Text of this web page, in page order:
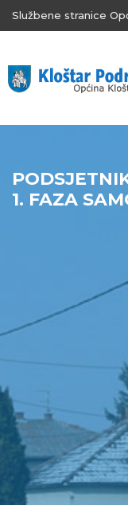
Službene stranice
1. FAZA